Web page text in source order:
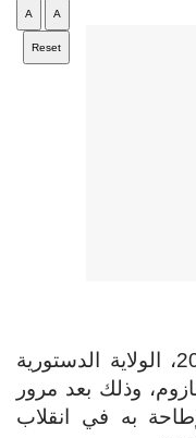
A
A
Reset
انتهت اليوم، 2 أبريل/نيسان 2026، الولاية الدستورية
وذلك بعد مرور
به في انقلاب